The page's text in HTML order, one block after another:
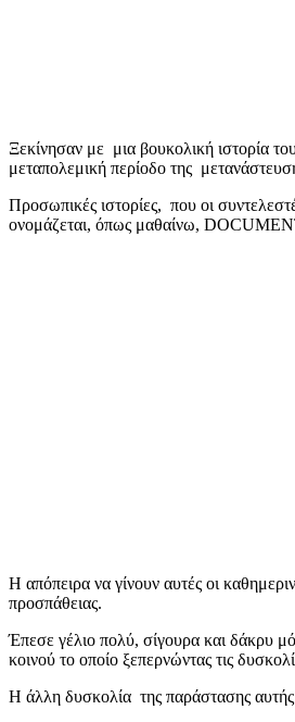
Ξεκίνησαν με μια βουκολική ιστορία
μεταπολεμική περίοδο της
Προσωπικές ιστορίες, που οι
ονομάζεται, όπως μαθαίνω,
Η απόπειρα να γίνουν αυτές οι
προσπάθειας.
Έπεσε γέλιο πολύ, σίγουρα και δάκρυ
κοινού το οποίο ξεπερνώντας τις
Η άλλη δυσκολία της παράστασης αυτής